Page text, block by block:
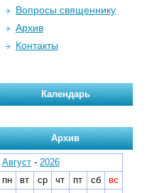
Вопросы священнику
Архив
Контакты
Календарь
Архив
Август - 2026
пн
вт ср чт пт сб
вс